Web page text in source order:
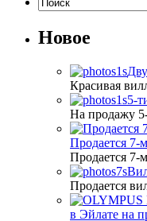
Новое
Красивая
5-
На продажу
Продается 7-
Продается
Продается
в Эйлате на